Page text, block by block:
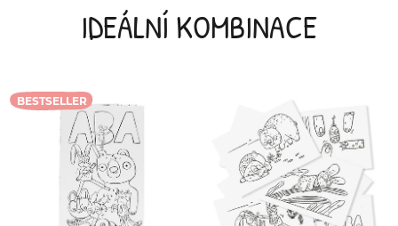
IDEÁLNÍ KOMBINACE
BESTSELLER